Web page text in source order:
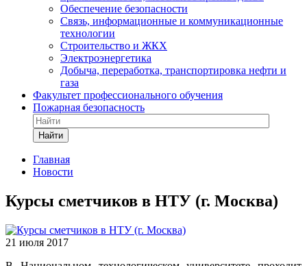
Обеспечение безопасности
Связь, информационные и коммуникационные
технологии
Строительство и ЖКХ
Электроэнергетика
Добыча, переработка, транспортировка нефти и
газа
Факультет профессионального обучения
Пожарная безопасность
Найти
Главная
Новости
Курсы сметчиков в НТУ (г. Москва)
21 июля 2017